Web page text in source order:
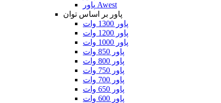
پاور Awest
پاور بر اساس توان
پاور 1300 وات
پاور 1200 وات
پاور 1000 وات
پاور 850 وات
پاور 800 وات
پاور 750 وات
پاور 700 وات
پاور 650 وات
پاور 600 وات